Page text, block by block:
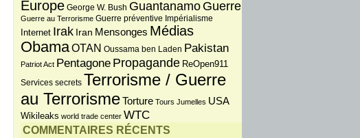
Europe George W. Bush Guantanamo Guerre
Guerre au Terrorisme Guerre préventive Impérialisme
Internet Irak Iran Mensonges Médias
ObamaOTAN Oussama ben Laden Pakistan
Patriot Act Pentagone Propagande ReOpen911
Services secrets Terrorisme / Guerre
au TerrorismeTorture Tours Jumelles USA
Wikileaks world trade center WTC
COMMENTAIRES RÉCENTS